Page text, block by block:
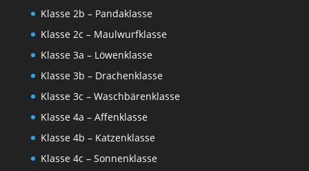
Klasse 2b – Pandaklasse
Klasse 2c – Maulwurfklasse
Klasse 3a – Löwenklasse
Klasse 3b – Drachenklasse
Klasse 3c – Waschbärenklasse
Klasse 4a – Affenklasse
Klasse 4b – Katzenklasse
Klasse 4c – Sonnenklasse